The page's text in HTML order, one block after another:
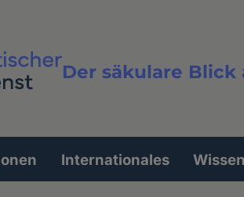
Der säkulare Blick
Volltextsuche
Internationales